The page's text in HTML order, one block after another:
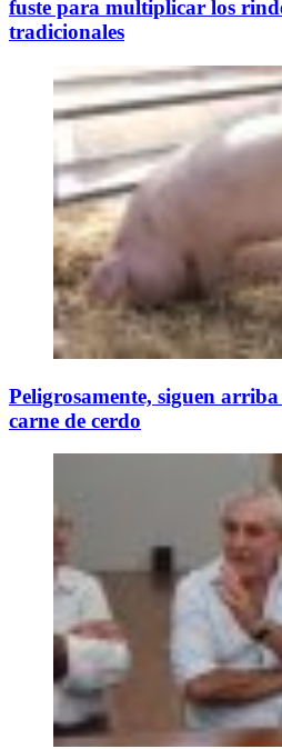
fuste para multiplicar los
tradicionales
Peligrosamente, siguen
carne de cerdo